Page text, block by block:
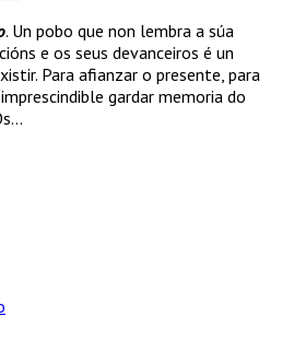
. Un pobo que non lembra a súa
e os seus devanceiros é un
Para afianzar o presente, para
gardar memoria do